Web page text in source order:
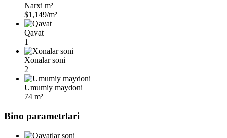
Narxi m²
$1,149/m²
Qavat
1
Xonalar soni
2
Umumiy maydoni
74 m²
Bino parametrlari